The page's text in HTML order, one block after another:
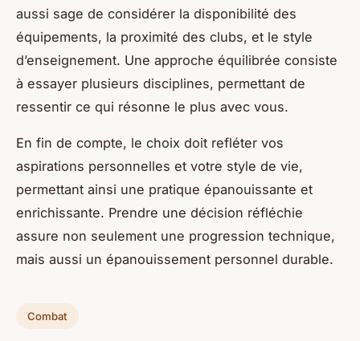
aussi sage de considérer la disponibilité des
équipements, la proximité des clubs, et le style
d’enseignement. Une approche équilibrée consiste
à essayer plusieurs disciplines, permettant de
ressentir ce qui résonne le plus avec vous.
En fin de compte, le choix doit refléter vos
aspirations personnelles et votre style de vie,
permettant ainsi une pratique épanouissante et
enrichissante. Prendre une décision réfléchie
assure non seulement une progression technique,
mais aussi un épanouissement personnel durable.
Combat